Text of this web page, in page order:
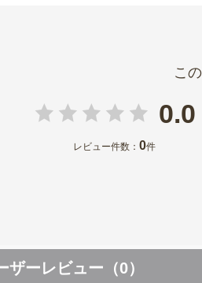
0.0
レビュー件数： 0件
ザーレビュー （0）